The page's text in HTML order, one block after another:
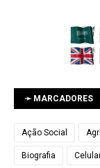
➛ MARCADORES
Ação Social
Biografia